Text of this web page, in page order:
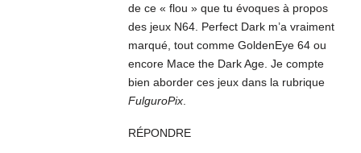
de ce « flou » que tu évoques à propos
des jeux N64. Perfect Dark m’a vraiment
marqué, tout comme GoldenEye 64 ou
encore Mace the Dark Age. Je compte
bien aborder ces jeux dans la rubrique
FulguroPix
RÉPONDRE